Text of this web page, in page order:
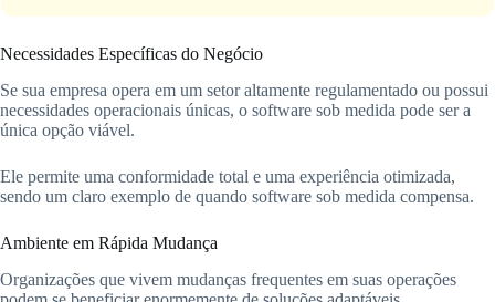
Necessidades Específicas do Negócio
Se sua empresa opera em um setor altamente regulamentado ou possui
necessidades operacionais únicas, o software sob medida pode ser a
única opção viável.
Ele permite uma conformidade total e uma experiência otimizada,
sendo um claro exemplo de quando software sob medida compensa.
Ambiente em Rápida Mudança
Organizações que vivem mudanças frequentes em suas operações